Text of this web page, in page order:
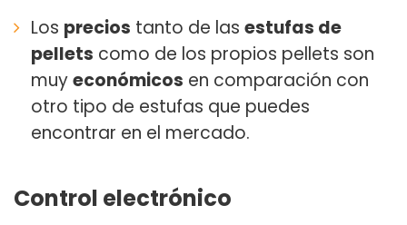
Los precios tanto de las estufas de
pellets como de los propios pellets son
muyeconómicos en comparación con
otro tipo de estufas que puedes
encontrar en el mercado.
Control electrónico